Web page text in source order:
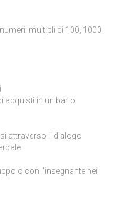
multipli di 100, 1000
acquisti in un bar o
attraverso il dialogo
o con l’insegnante nei